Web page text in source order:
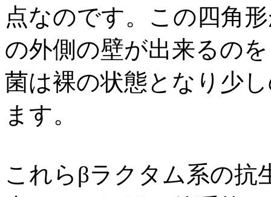
点なのです。この四角
の外側の壁が出来るの
菌は裸の状態となり少
ます。
これらβラクタム系の抗